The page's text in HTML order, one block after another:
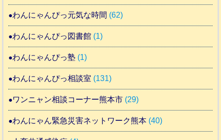
わんにゃんぴっ元気な時間 (62)
わんにゃんぴっ図書館 (1)
わんにゃんぴっ塾 (1)
わんにゃんぴっ相談室 (131)
ワンニャン相談コーナー熊本市 (29)
わんにゃん緊急災害ネットワーク熊本 (40)